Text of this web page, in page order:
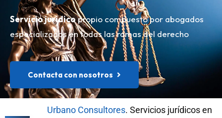
Servicio jurídicopropio compuesto por abogados
especializados en todas las ramas del derecho
Contacta con nosotros
Urbano Consultores. Servicios jurídicos en